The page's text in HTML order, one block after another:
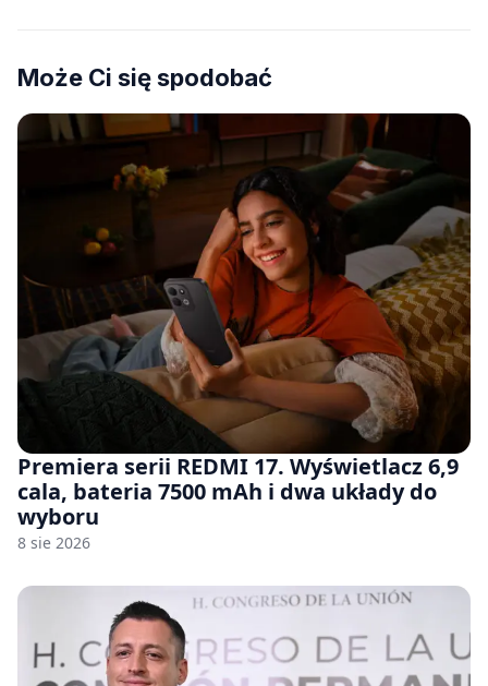
Może Ci się spodobać
Premiera serii REDMI 17. Wyświetlacz 6,9
cala, bateria 7500 mAh i dwa układy do
wyboru
8 sie 2026